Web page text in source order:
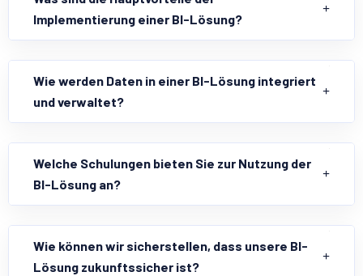
Implementierung einer BI-Lösung?
Wie werden Daten in einer BI-Lösung integriert
und verwaltet?
Welche Schulungen bieten Sie zur Nutzung der
BI-Lösung an?
Wie können wir sicherstellen, dass unsere BI-
Lösung zukunftssicher ist?